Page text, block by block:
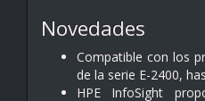
Novedades
Compatible con los
de la serie E-2400,
HPE InfoSight